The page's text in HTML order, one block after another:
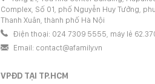
Complex, Số 01, phố Nguyễn Huy Tưởng,
Thanh Xuân, thành phố Hà Nội
Điện thoại: 024 7309 5555, máy lẻ
Email: contact@afamily.vn
VPĐD TẠI TP.HCM